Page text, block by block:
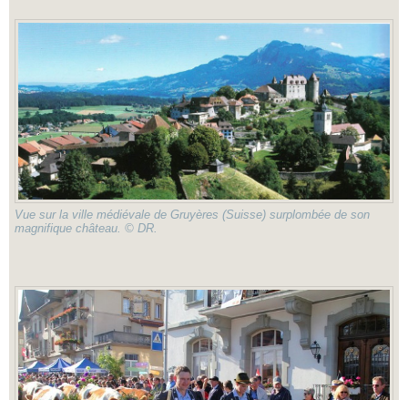
Vue sur la ville médiévale de Gruyères (Suisse) surplombée de son
magnifique château. © DR.